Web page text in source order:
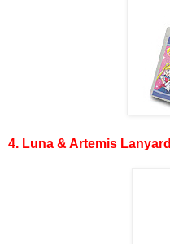
4. Luna & Artemis Lanyard